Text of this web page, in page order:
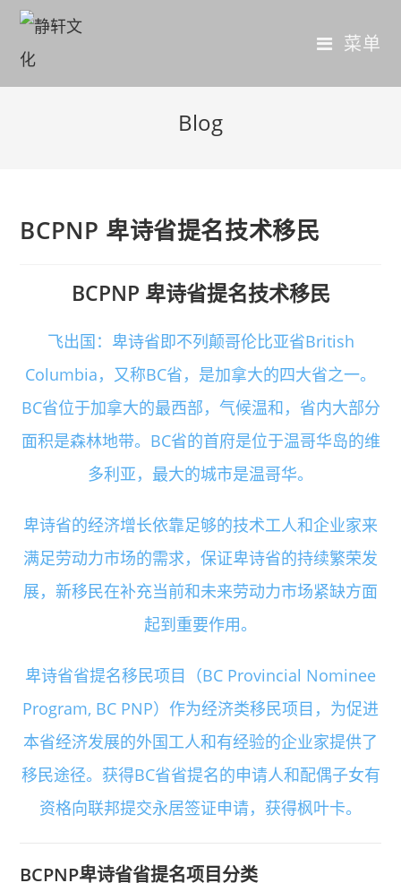
菜单
Blog
BCPNP 卑诗省提名技术移民
BCPNP 卑诗省提名技术移民
飞出国：卑诗省即不列颠哥伦比亚省British
Columbia，又称BC省，是加拿大的四大省之一。
BC省位于加拿大的最西部，气候温和，省内大部分
面积是森林地带。BC省的首府是位于温哥华岛的维
多利亚，最大的城市是温哥华。
卑诗省的经济增长依靠足够的技术工人和企业家来
满足劳动力市场的需求，保证卑诗省的持续繁荣发
展，新移民在补充当前和未来劳动力市场紧缺方面
起到重要作用。
卑诗省省提名移民项目（BC Provincial Nominee
Program, BC PNP）作为经济类移民项目，为促进
本省经济发展的外国工人和有经验的企业家提供了
移民途径。获得BC省省提名的申请人和配偶子女有
资格向联邦提交永居签证申请，获得枫叶卡。
BCPNP卑诗省省提名项目分类